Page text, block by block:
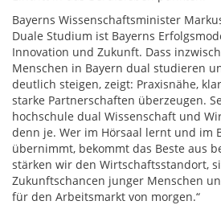
Bayerns Wissenschaftsminister
Duale Studium ist Bayerns
Innovation und Zukunft. Dass
Menschen in Bayern dual studieren
deutlich steigen, zeigt: Praxisnähe,
starke Partnerschaften überzeugen.
hochschule dual Wissenschaft und
denn je. Wer im Hörsaal lernt und im
übernimmt, bekommt das Beste aus
stärken wir den Wirtschaftsstandort,
Zukunftschancen junger Menschen
für den Arbeitsmarkt von morgen.“